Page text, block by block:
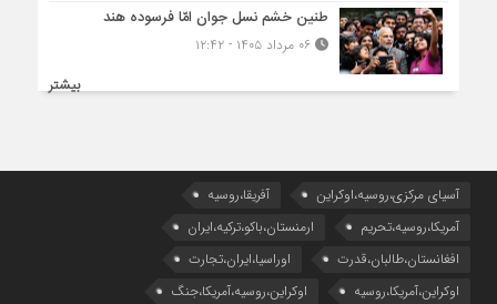
طنین خشم نسل جوان امّا فرسوده هند
۰۶ مرداد ۱۴۰۵ - ۱۲:۴۲
بیشتر
آسیای مرکزی،روسیه،اوکراین
آفریقا،روسیه
آمریکا،روسیه،تحریم
ارمنستان،باکو،ترکیه،ایران
افغانستان،طالبان،قدرت
اوراسیا،ایران،تجارت
اوکراین،آمریکا،روسیه
اوکراین،روسیه،آمریکا،جنگ